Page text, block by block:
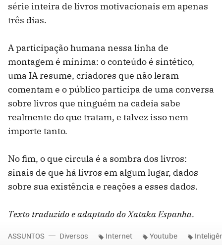
série inteira de livros motivacionais em apenas
três dias.
A participação humana nessa linha de
montagem é mínima: o conteúdo é sintético,
uma IA resume, criadores que não leram
comentam e o público participa de uma conversa
sobre livros que ninguém na cadeia sabe
realmente do que tratam, e talvez isso nem
importe tanto.
No fim, o que circula é a sombra dos livros:
sinais de que há livros em algum lugar, dados
sobre sua existência e reações a esses dados.
Texto traduzido e adaptado do Xataka Espanha.
ASSUNTOS Diversos Internet Youtube